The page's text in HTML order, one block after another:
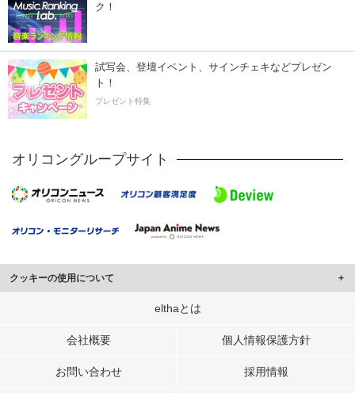
ク！
試写会、登壇イベント、サインチェキなどプレゼン
ト！
プレゼント特集
オリコングループサイト
クッキーの使用について
このサイトでは Cookie を使用して、ユーザーに合わせたコンテンツや広告の
行っています。
メディアや広告配信、データ解析の各パートナーに提供しています。
elthaとは
会社概要 個人情報保護方針
お問い合わせ 採用情報